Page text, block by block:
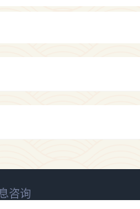
咨询